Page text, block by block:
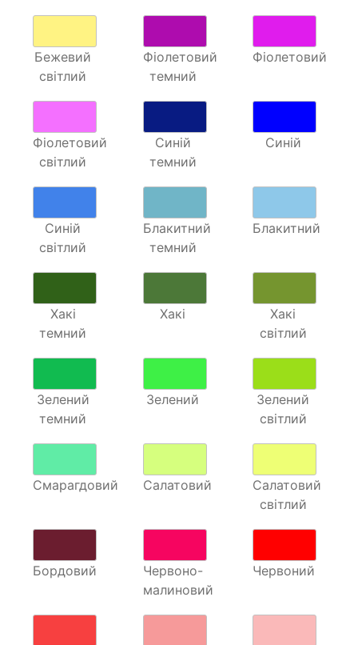
Бежевий
світлий
Фіолетовий
темний
Фіолетовий
Фіолетовий
світлий
Синій
темний
Синій
Синій
світлий
Блакитний
темний
Блакитний
Хакі
темний
Хакі
Хакі
світлий
Зелений
темний
Зелений
Зелений
світлий
Смарагдовий Салатовий
Салатовий
світлий
Бордовий
Червоно-
малиновий
Червоний